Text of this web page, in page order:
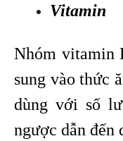
Vitamin
Nhóm vitamin
sung vào thức
dùng với số
ngược dẫn đến